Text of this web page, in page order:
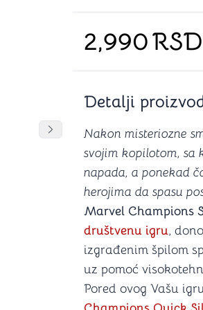
Šah
4 u 1 igre
Backgammon (Tavla)
Mozgalice
Hanayama
Kocke
Ostale mozgalice
Stripovi
Pomeranje sadržaja slajdera u
2,990RSD
Detalji
Nakon misteriozne
svojim kopilotom, sa
napada, a ponekad
herojima da spasu
Marvel Champions
društvenu igru,
izgrađenim špilom
uz pomoć
Pored ovog Vašu